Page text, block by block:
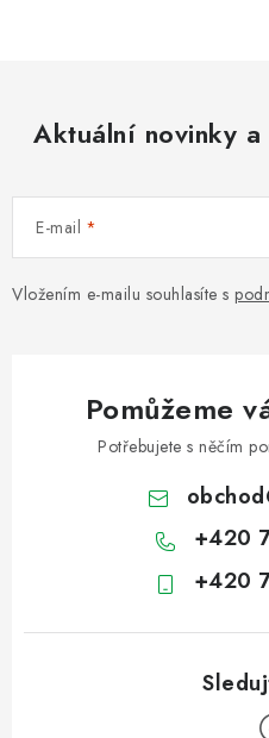
Aktuální novinky
E-mail
Vložením e-mailu souhlasíte s
Pomůžeme
Potřebujete s něčím
obchod
+420
+420